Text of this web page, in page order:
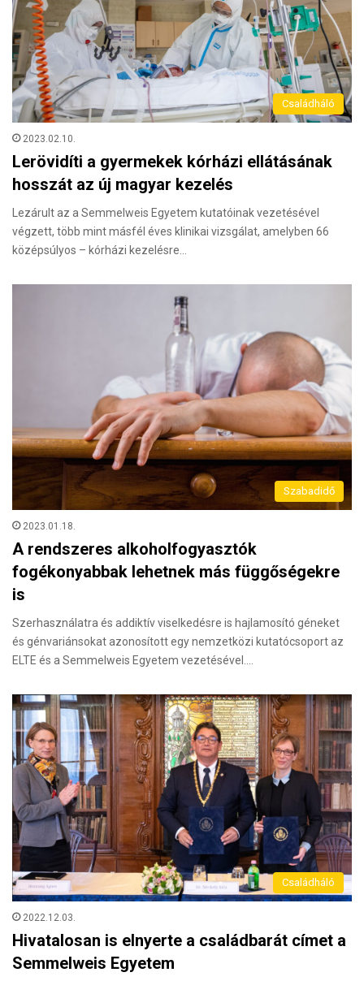
Családháló
2023.02.10.
Lerövidíti a gyermekek kórházi ellátásának
hosszát az új magyar kezelés
Lezárult az a Semmelweis Egyetem kutatóinak vezetésével
végzett, több mint másfél éves klinikai vizsgálat, amelyben 66
középsúlyos – kórházi kezelésre…
Szabadidő
2023.01.18.
A rendszeres alkoholfogyasztók
fogékonyabbak lehetnek más függőségekre
is
Szerhasználatra és addiktív viselkedésre is hajlamosító géneket
és génvariánsokat azonosított egy nemzetközi kutatócsoport az
ELTE és a Semmelweis Egyetem vezetésével.…
Családháló
2022.12.03.
Hivatalosan is elnyerte a családbarát címet a
Semmelweis Egyetem